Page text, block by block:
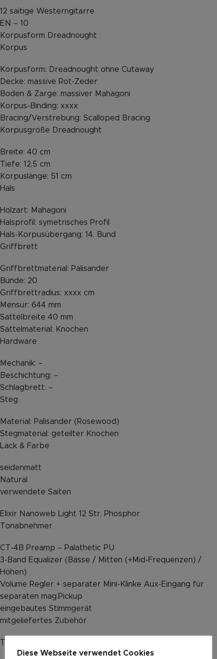
12 saitige Westerngitarre
EN – 10
Korpusform Dreadnought
Korpus
Korpusform: Dreadnought ohne Cutaway
Decke: massive Rot-Zeder
Boden & Zarge: massiver Mahagoni
Korpus-Binding: xxxx
Bracing/Verstrebung: Scalloped Bracing
Korpusgröße Dreadnought
Breite: 40 cm
Tiefe: 12,5 cm
Korpuslänge: 51 cm
Hals
Holzart: Mahagoni
Halsprofil: symetrisches Profil
Hals-Korpusübergang: 14. Bund
Griffbrett
Griffbrettmaterial: Palisander
Bünde: 20
Griffbrettradius: xxxx cm
Mensur: 644 mm
Sattelbreite 40 mm
Sattelmaterial: Knochen
Hardware
Mechanik: –
Beschichtung: –
Schlagbrett: –
Steg
Material: Palisander (Rosewood)
Stegmaterial: geteilter Knochen
Lack & Farbe
seidenmatt
Natural
verwendete Saiten
Elixir Nanoweb Light 12 Str. Phos­phor
Tonabnehmer
CT-4B Preamp – Palathetic PU
3-Band Equalizer (Bässe / Mitten (+Mid-Frequenzen) /
Höhen)
Volume Regler + separater Mini-Klinke Aux-Eingang für
separaten mag.Pickup
eingebautes Stimmgerät
mitgeliefertes Zubehör
Diese Webseite verwendet Cookies